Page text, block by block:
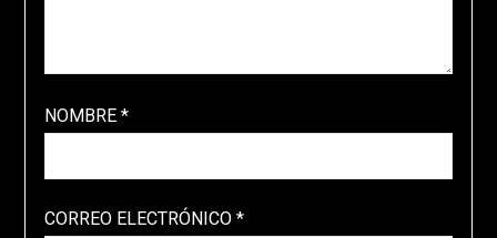
NOMBRE *
CORREO ELECTRÓNICO *